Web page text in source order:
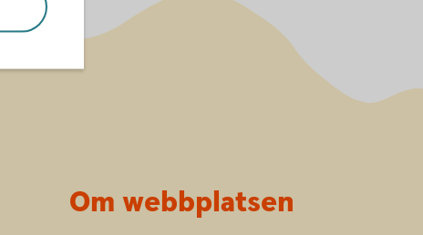
Om webbplatsen